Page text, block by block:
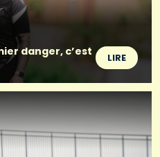
danger, c’est
LIRE